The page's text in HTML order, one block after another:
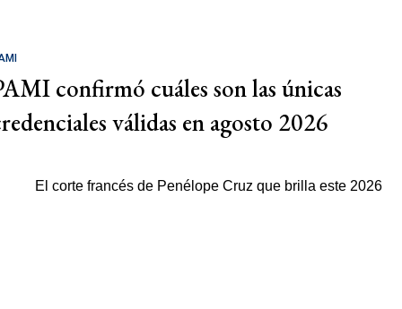
confirmó cuáles son las únicas
válidas en agosto 2026